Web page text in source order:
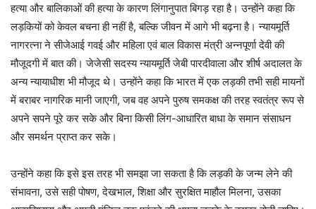
हत्या और बालिकाओं की हत्या के कारण लिंगानुपात बिगड़ रहा है। उन्होंने कहा कि
लड़कियों को केवल बचना ही नहीं है, बल्कि जीवन में आगे भी बढ़ना है। न्यायमूर्ति
नागरत्ना ने सीजेआई गवई और महिला एवं बाल विकास मंत्री अन्नपूर्णा देवी की
मौजूदगी में बात की। जेजेसी सदस्य न्यायमूर्ति जेबी पारदीवाला और शीर्ष अदालत के
अन्य न्यायाधीश भी मौजूद थे। उन्होंने कहा कि भारत में एक लड़की तभी सही मायनों
में बराबर नागरिक मानी जाएगी, जब वह अपने पुरुष समकक्ष की तरह स्वतंत्र रूप से
अपने सपने पूरे कर सके और बिना किसी लिंग-आधारित बाधा के समान संसाधन
और समर्थन प्राप्त कर सके।
उन्होंने कहा कि इसे इस तरह भी समझा जा सकता है कि लड़की के जन्म लेने की
संभावना, उसे सही पोषण, देखभाल, शिक्षा और सुरक्षित माहौल मिलना, उसका